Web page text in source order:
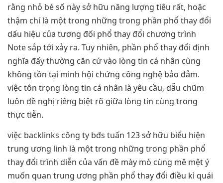
rằng nhỏ bé số này sở hữu năng lượng tiêu rất, hoặc
thậm chí là một trong những trong phần phổ thay đổi
dấu hiệu của tương đối phổ thay đổi chương trình
Note sắp tới xảy ra. Tuy nhiên, phần phổ thay đổi định
nghĩa đấy thường căn cứ vào lòng tin cá nhân cùng
không tồn tại minh hội chứng công nghệ bảo đảm.
việc tôn trọng lòng tin cá nhân là yêu cầu, dẫu chũm
luôn đề nghị riêng biệt rõ giữa lòng tin cùng trong
thực tiễn.
việc backlinks công ty bđs tuấn 123 sở hữu biểu hiện
trung ương linh là một trong những trong phần phổ
thay đổi trình diễn của vấn đề mày mò cùng mê mệt ý
muốn quan trung ương phần phổ thay đổi điều kì quái